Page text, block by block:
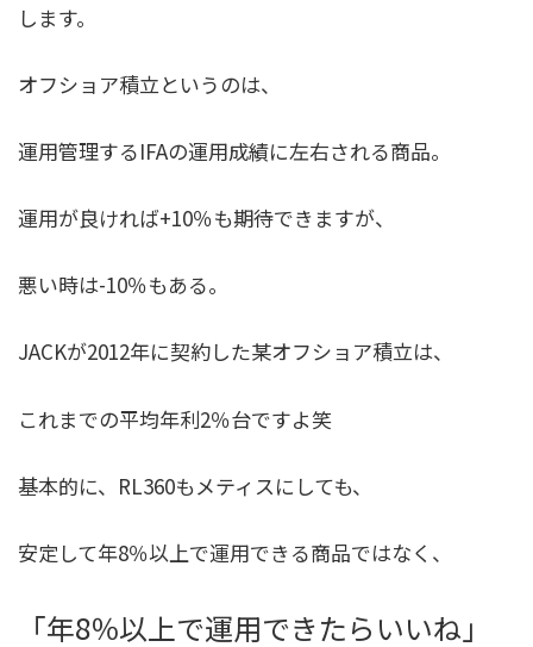
します。
オフショア積立というのは、
運用管理するIFAの運用成績に左右される商品。
運用が良ければ+10％も期待できますが、
悪い時は-10％もある。
JACKが2012年に契約した某オフショア積立は、
これまでの平均年利2％台ですよ笑
基本的に、RL360もメティスにしても、
安定して年8％以上で運用できる商品ではなく、
「年8％以上で運用できたらいいね」